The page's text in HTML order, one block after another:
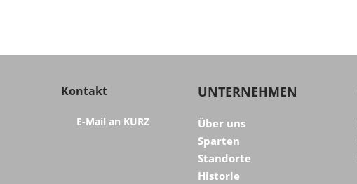
Kontakt
E-Mail an KURZ
UNTERNEHMEN
Über uns
Sparten
Standorte
Historie